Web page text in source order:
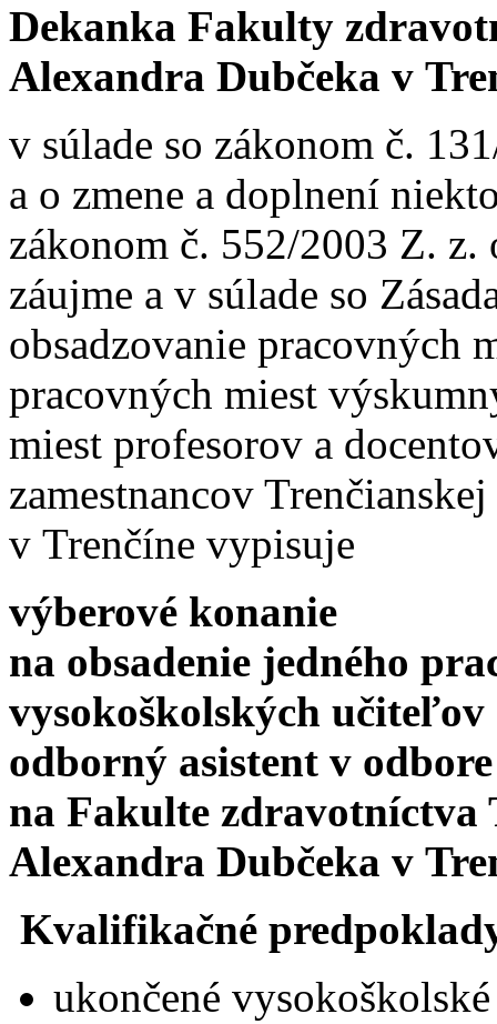
Dekanka Fakulty
Alexandra Dubčeka v
v súlade so zákonom č.
a o zmene a doplnení
zákonom č. 552/2003 Z.
záujme a v súlade so
obsadzovanie pracovných
pracovných miest
miest profesorov a
zamestnancov
v Trenčíne vypisuje
výberové konanie
na obsadenie jedného
vysokoškolských
odborný asistent v
na Fakulte zdravotníctva
Alexandra Dubčeka v
Kvalifikačné
ukončené